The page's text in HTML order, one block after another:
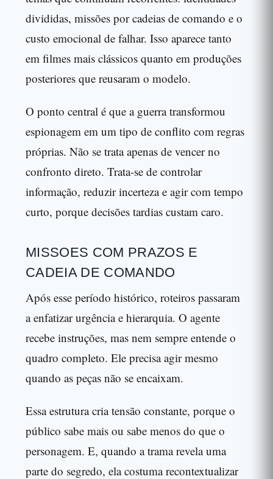
divididas, missões por cadeias de comando e o
custo emocional de falhar. Isso aparece tanto
em filmes mais clássicos quanto em produções
posteriores que reusaram o modelo.
O ponto central é que a guerra transformou
espionagem em um tipo de conflito com regras
próprias. Não se trata apenas de vencer no
confronto direto. Trata-se de controlar
informação, reduzir incerteza e agir com tempo
curto, porque decisões tardias custam caro.
MISSOES COM PRAZOS E
CADEIA DE COMANDO
Após esse período histórico, roteiros passaram
a enfatizar urgência e hierarquia. O agente
recebe instruções, mas nem sempre entende o
quadro completo. Ele precisa agir mesmo
quando as peças não se encaixam.
Essa estrutura cria tensão constante, porque o
público sabe mais ou sabe menos do que o
personagem. E, quando a trama revela uma
parte do segredo, ela costuma recontextualizar